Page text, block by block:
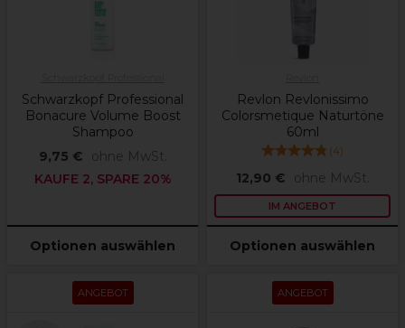
Schwarzkopf Professional
Bonacure Volume Boost
Shampoo
9,75 €
ohne MwSt.
KAUFE 2, SPARE 20%
Optionen auswählen
Revlon Revlonissimo
Colorsmetique Naturtöne
60ml
(4)
12,90 € ohne MwSt.
IM ANGEBOT
Optionen auswählen
ANGEBOT ANGEBOT